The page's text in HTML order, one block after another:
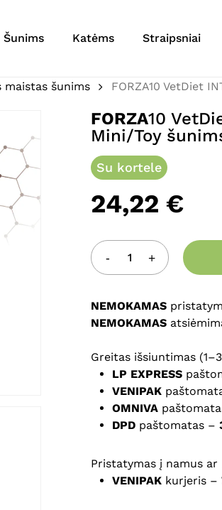
Šunims Katėms Straipsniai
maistas šunims FORZA10 VetDiet
FORZA10
Mini/Toy
Su kortele
24,22 €
NEMOKAMAS
NEMOKAMAS
Greitas išsiuntimas
LP EXPRESS
VENIPAK
OMNIVA
DPD paštomatas –
Pristatymas į namus ar
VENIPAK kurjeris –
Būkite pirmas
El. pašto adresas
Jūsų įvertinimas*
Jūsų atsiliepimas
Noriu savo
puslapį, kad jų
komentarą.